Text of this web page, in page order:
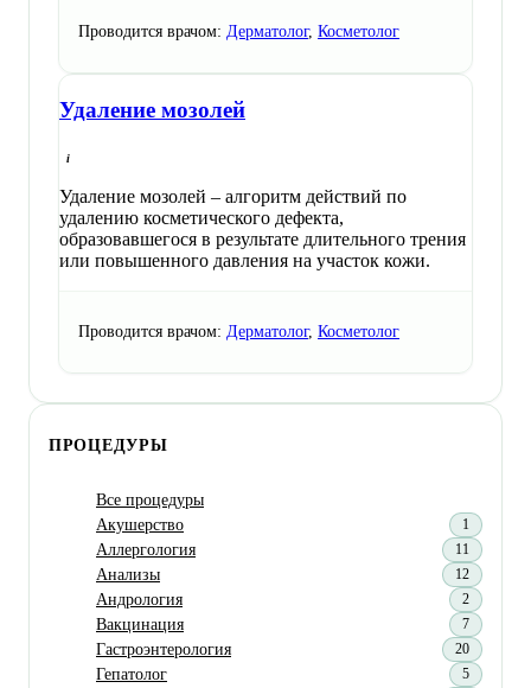
Проводится врачом: Дерматолог, Косметолог
Удаление мозолей
Удаление мозолей – алгоритм действий по
удалению косметического дефекта,
образовавшегося в результате длительного трения
или повышенного давления на участок кожи.
Проводится врачом: Дерматолог, Косметолог
ПРОЦЕДУРЫ
Все процедуры
Акушерство
1
Аллергология 11
Анализы 12
Андрология 2
Вакцинация 7
Гастроэнтерология 20
Гепатолог 5